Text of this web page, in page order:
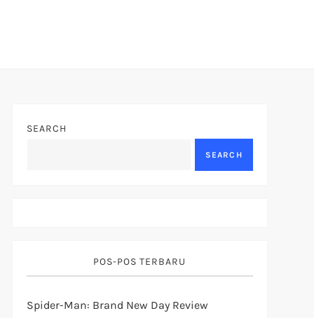
SEARCH
SEARCH
POS-POS TERBARU
Spider-Man: Brand New Day Review